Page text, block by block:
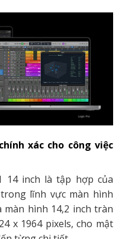
xác cho công việc
14 inch là tập hợp của
lĩnh vực màn hình
màn hình 14,2 inch tràn
x 1964 pixels, cho mật